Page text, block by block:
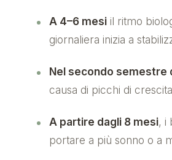
A 4–6 mesi il ritmo
giornaliera inizia a
Nel secondo semestre
causa di picchi di
A partire dagli 8 mesi, i
portare a più sonno o a